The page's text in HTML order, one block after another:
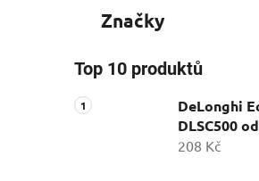
Značky
Top 10 produktů
DeLonghi
DLSC500
208 Kč